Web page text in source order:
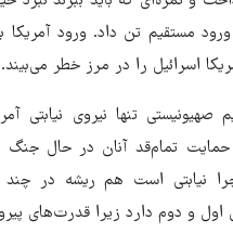
ورود مستقیم تن داد. ورود
اسرائیل را در مرز خطر می‌بیند.
صهیونیستی تنها نیروی نیابتی
حمایت تمام‌قد آنان در حال
نیابتی است هم ریشه در
و دوم دارد زیرا قدرت‌های